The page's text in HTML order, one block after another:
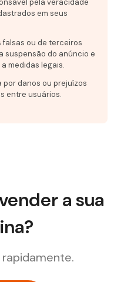
em seus
falsas ou de terceiros
suspensão do anúncio e
medidas legais.
por danos ou prejuízos
entre usuários.
a sua